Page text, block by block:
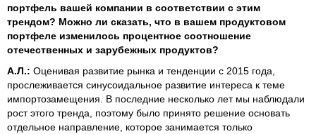
портфель вашей компании в соответствии с этим
трендом? Можно ли сказать, что в вашем продуктовом
портфеле изменилось процентное соотношение
отечественных и зарубежных продуктов?
А.Л.: Оценивая развитие рынка и тенденции с 2015 года,
прослеживается синусоидальное развитие интереса к теме
импортозамещения. В последние несколько лет мы наблюдали
рост этого тренда, поэтому было принято решение основать
отдельное направление, которое занимается только